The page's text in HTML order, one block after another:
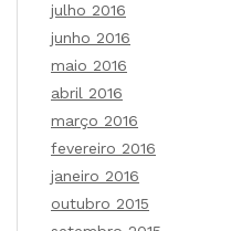
julho 2016
junho 2016
maio 2016
abril 2016
março 2016
fevereiro 2016
janeiro 2016
outubro 2015